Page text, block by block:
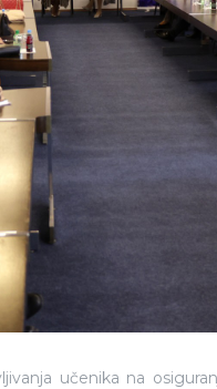
učenika na